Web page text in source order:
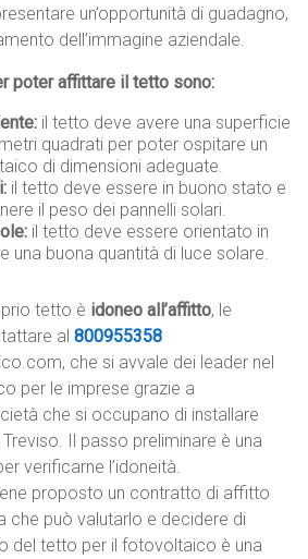
un’opportunità di guadagno,
dell’immagine aziendale.
poter affittare il tetto sono:
il tetto deve avere una superficie
quadrati per poter ospitare un
di dimensioni adeguate.
il tetto deve essere in buono stato e
il peso dei pannelli solari.
il tetto deve essere orientato in
una buona quantità di luce solare.
tetto è idoneo all’affitto, le
al800955358
che si avvale dei leader nel
per le imprese grazie a
che si occupano di installare
Il passo preliminare è una
verificarne l’idoneità.
proposto un contratto di affitto
che può valutarlo e decidere di
del tetto per il fotovoltaico è una